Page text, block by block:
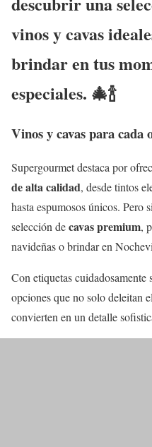
vinos y cavas
brindar en tus
especiales. 🎄🍾
Vinos y cavas para cada
Supergourmet destaca por
de alta calidad, desde tintos
hasta espumosos únicos. Pero
selección decavas premium,
navideñas o brindar en
Con etiquetas cuidadosamente
opciones que no solo deleitan
convierten en un detalle